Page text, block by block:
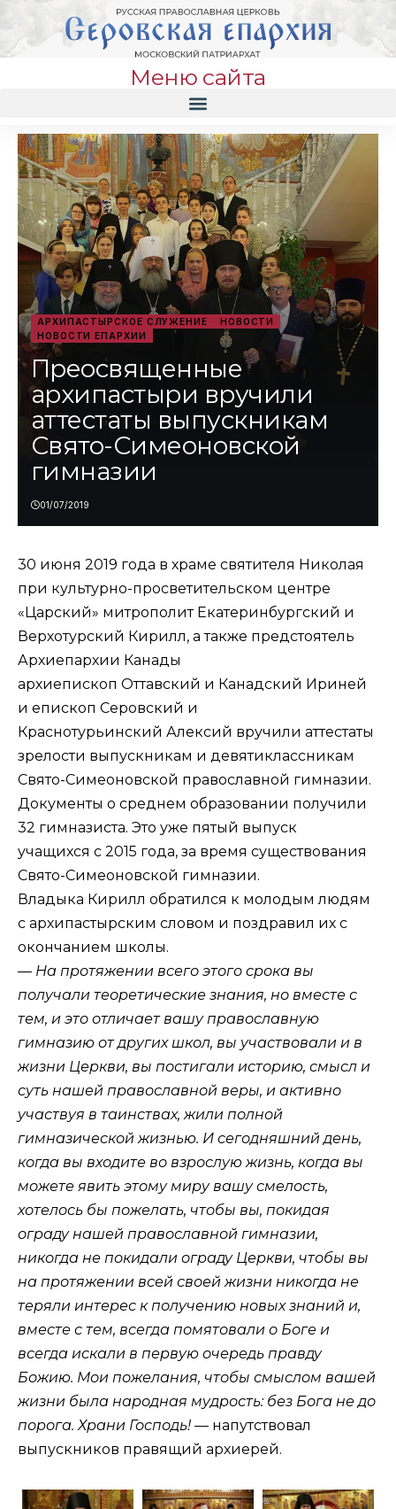
Меню сайта
АРХИПАСТЫРСКОЕ СЛУЖЕНИЕ
НОВОСТИ
НОВОСТИ ЕПАРХИИ
Преосвященные
архипастыри вручили
аттестаты выпускникам
Свято-Симеоновской
гимназии
01/07/2019
30 июня 2019 года в храме святителя Николая
при культурно-просветительском центре
«Царский» митрополит Екатеринбургский и
Верхотурский Кирилл, а также предстоятель
Архиепархии Канады
архиепископ Оттавский и Канадский Ириней
и епископ Серовский и
Краснотурьинский Алексий вручили аттестаты
зрелости выпускникам и девятиклассникам
Свято-Симеоновской православной гимназии.
Документы о среднем образовании получили
32 гимназиста. Это уже пятый выпуск
учащихся с 2015 года, за время существования
Свято-Симеоновской гимназии.
Владыка Кирилл обратился к молодым людям
с архипастырским словом и поздравил их с
окончанием школы.
— На протяжении всего этого срока вы
получали теоретические знания, но вместе с
тем, и это отличает вашу православную
гимназию от других школ, вы участвовали и в
жизни Церкви, вы постигали историю, смысл и
суть нашей православной веры, и активно
участвуя в таинствах, жили полной
гимназической жизнью. И сегодняшний день,
когда вы входите во взрослую жизнь, когда вы
можете явить этому миру вашу смелость,
хотелось бы пожелать, чтобы вы, покидая
ограду нашей православной гимназии,
никогда не покидали ограду Церкви, чтобы вы
на протяжении всей своей жизни никогда не
теряли интерес к получению новых знаний и,
вместе с тем, всегда помятовали о Боге и
всегда искали в первую очередь правду
Божию. Мои пожелания, чтобы смыслом вашей
жизни была народная мудрость: без Бога не до
порога. Храни Господь! — напутствовал
выпускников правящий архиерей.